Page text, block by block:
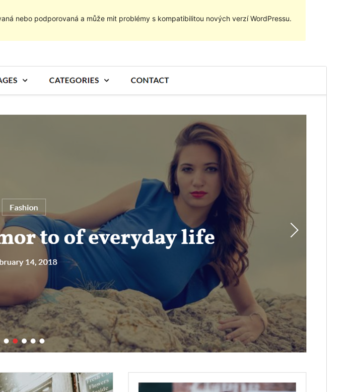
nebo podporovaná a může mit problémy s kompatibilitou nových verzí WordPressu.
Blog Lite.
Poslední aktualizace
Aktivní instalace
Verze PHP
Domovská stránka šablony